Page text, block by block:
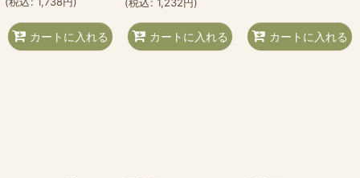
カートに入れる
(税込: 1,232円)
カートに入れる カートに入れる